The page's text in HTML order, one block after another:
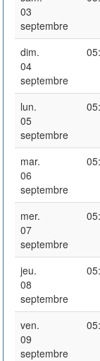
03
septembre
dim.
04
septembre
lun.
05
septembre
mar.
06
septembre
mer.
07
septembre
jeu.
08
septembre
ven.
09
septembre